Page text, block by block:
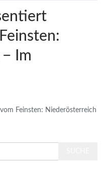
Im
Feinsten: Niederösterreich